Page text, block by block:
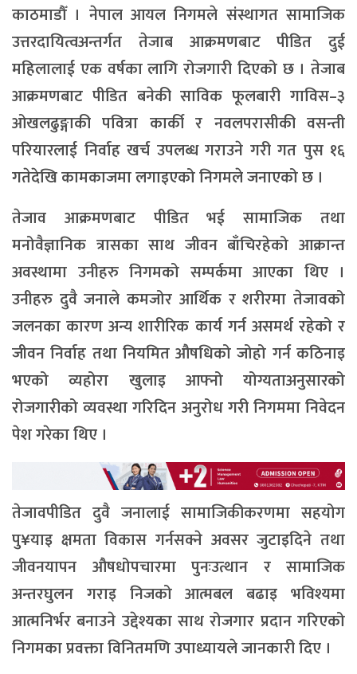
काठमाडौँ । नेपाल आयल निगमले संस्थागत सामाजिक
उत्तरदायित्वअन्तर्गत तेजाब आक्रमणबाट पीडित दुई
महिलालाई एक वर्षका लागि रोजगारी दिएको छ । तेजाब
आक्रमणबाट पीडित बनेकी साविक फूलबारी गाविस–३
ओखलढुङ्गाकी पवित्रा कार्की र नवलपरासीकी वसन्ती
परियारलाई निर्वाह खर्च उपलब्ध गराउने गरी गत पुस १६
गतेदेखि कामकाजमा लगाइएको निगमले जनाएको छ ।
तेजाव आक्रमणबाट पीडित भई सामाजिक तथा
मनोवैज्ञानिक त्रासका साथ जीवन बाँचिरहेको आक्रान्त
अवस्थामा उनीहरु निगमको सम्पर्कमा आएका थिए ।
उनीहरु दुवै जनाले कमजोर आर्थिक र शरीरमा तेजावको
जलनका कारण अन्य शारीरिक कार्य गर्न असमर्थ रहेको र
जीवन निर्वाह तथा नियमित औषधिको जोहो गर्न कठिनाइ
भएको व्यहोरा खुलाइ आफ्नो योग्यताअनुसारको
रोजगारीको व्यवस्था गरिदिन अनुरोध गरी निगममा निवेदन
पेश गरेका थिए ।
तेजावपीडित दुवै जनालाई सामाजिकीकरणमा सहयोग
पु¥याइ क्षमता विकास गर्नसक्ने अवसर जुटाइदिने तथा
जीवनयापन औषधोपचारमा पुनःउत्थान र सामाजिक
अन्तरघुलन गराइ निजको आत्मबल बढाइ भविश्यमा
आत्मनिर्भर बनाउने उद्देश्यका साथ रोजगार प्रदान गरिएको
निगमका प्रवक्ता विनितमणि उपाध्यायले जानकारी दिए ।